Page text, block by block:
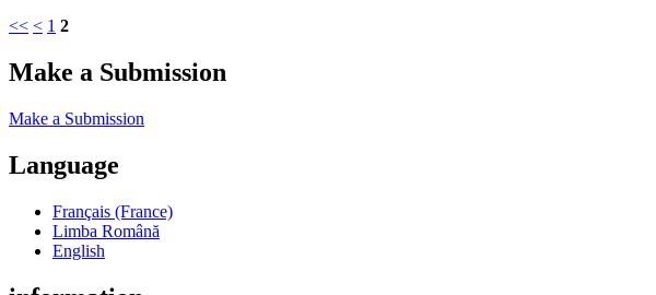
<< < 1 2
Make a Submission
Make a Submission
Language
Français (France)
Limba Română
English